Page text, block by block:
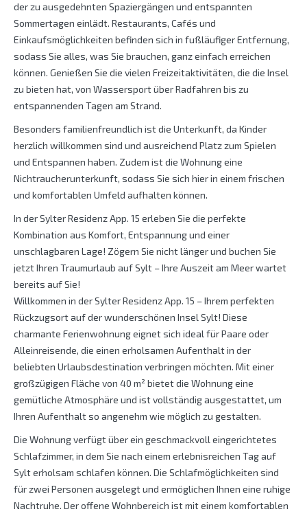
der zu ausgedehnten Spaziergängen und entspannten
Sommertagen einlädt. Restaurants, Cafés und
Einkaufsmöglichkeiten befinden sich in fußläufiger Entfernung,
sodass Sie alles, was Sie brauchen, ganz einfach erreichen
können. Genießen Sie die vielen Freizeitaktivitäten, die die Insel
zu bieten hat, von Wassersport über Radfahren bis zu
entspannenden Tagen am Strand.
Besonders familienfreundlich ist die Unterkunft, da Kinder
herzlich willkommen sind und ausreichend Platz zum Spielen
und Entspannen haben. Zudem ist die Wohnung eine
Nichtraucherunterkunft, sodass Sie sich hier in einem frischen
und komfortablen Umfeld aufhalten können.
In der Sylter Residenz App. 15 erleben Sie die perfekte
Kombination aus Komfort, Entspannung und einer
unschlagbaren Lage! Zögern Sie nicht länger und buchen Sie
jetzt Ihren Traumurlaub auf Sylt – Ihre Auszeit am Meer wartet
bereits auf Sie!
Willkommen in der Sylter Residenz App. 15 – Ihrem perfekten
Rückzugsort auf der wunderschönen Insel Sylt! Diese
charmante Ferienwohnung eignet sich ideal für Paare oder
Alleinreisende, die einen erholsamen Aufenthalt in der
beliebten Urlaubsdestination verbringen möchten. Mit einer
großzügigen Fläche von 40 m² bietet die Wohnung eine
gemütliche Atmosphäre und ist vollständig ausgestattet, um
Ihren Aufenthalt so angenehm wie möglich zu gestalten.
Die Wohnung verfügt über ein geschmackvoll eingerichtetes
Schlafzimmer, in dem Sie nach einem erlebnisreichen Tag auf
Sylt erholsam schlafen können. Die Schlafmöglichkeiten sind
für zwei Personen ausgelegt und ermöglichen Ihnen eine ruhige
Nachtruhe. Der offene Wohnbereich ist mit einem komfortablen